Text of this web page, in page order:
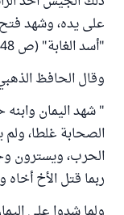
على يده، وشهد
"أسد الغابة" (ص 248)
وقال الحافظ
" شهد اليمان
الصحابة غلطا،
الحرب، ويسترون
ربما قتل الأخ أخاه